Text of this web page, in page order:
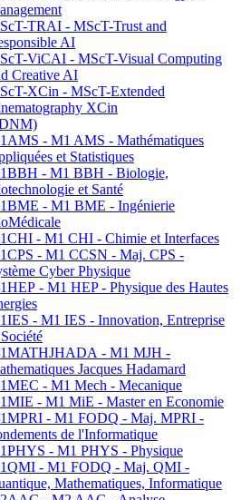
TRAI - MScT-Trust and
AI
ViCAI - MScT-Visual Computing
Creative AI
XCin - MScT-Extended
XCin
- M1 AMS - Mathématiques
et Statistiques
- M1 BBH - Biologie,
et Santé
- M1 BME - Ingénierie
- M1 CHI - Chimie et Interfaces
- M1 CCSN - Maj. CPS -
Cyber Physique
- M1 HEP - Physique des Hautes
- M1 IES - Innovation, Entreprise
- M1 MJH -
Jacques Hadamard
- M1 Mech - Mecanique
- M1 MiE - Master en Economie
- M1 FODQ - Maj. MPRI -
de l'Informatique
- M1 PHYS - Physique
- M1 FODQ - Maj. QMI -
Mathematiques, Informatique